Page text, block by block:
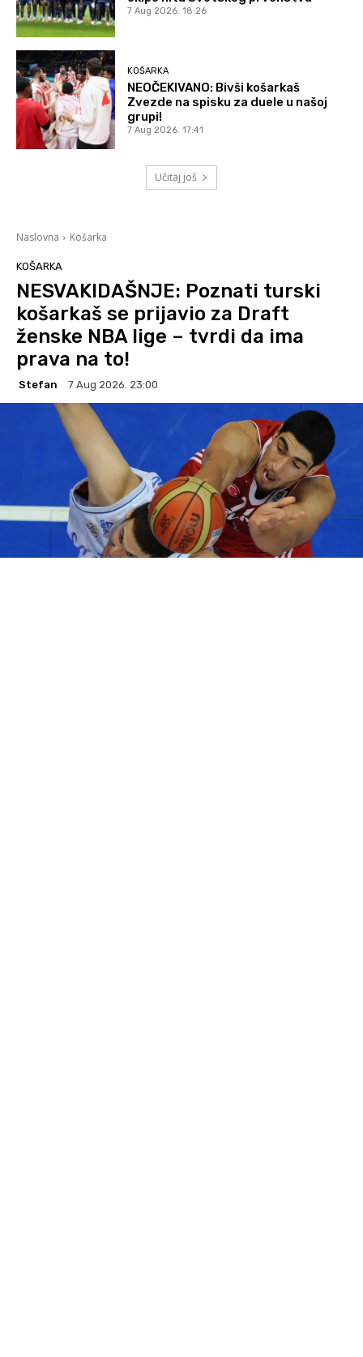
7 Aug 2026. 18:26
KOŠARKA
NEOČEKIVANO: Bivši košarkaš
Zvezde na spisku za duele u našoj
grupi!
7 Aug 2026. 17:41
Učitaj još